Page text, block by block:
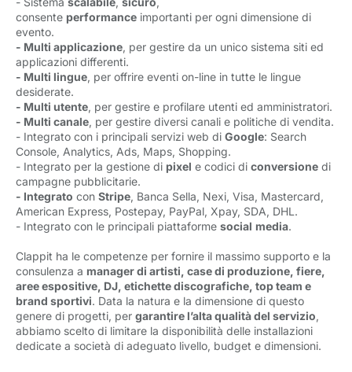
consente performance importanti per ogni dimensione di
evento.
- Multi applicazione, per gestire da un unico sistema siti ed
applicazioni differenti.
- Multi lingue, per offrire eventi on-line in tutte le lingue
desiderate.
- Multi utente, per gestire e profilare utenti ed amministratori.
- Multi canale, per gestire diversi canali e politiche di vendita.
- Integrato con i principali servizi web di Google: Search
Console, Analytics, Ads, Maps, Shopping.
- Integrato per la gestione di pixel e codici di conversione di
campagne pubblicitarie.
- Integrato con Stripe, Banca Sella, Nexi, Visa, Mastercard,
American Express, Postepay, PayPal, Xpay, SDA, DHL.
- Integrato con le principali piattaforme social media.
Clappit ha le competenze per fornire il massimo supporto e la
consulenza a manager di artisti, case di produzione, fiere,
aree espositive, DJ, etichette discografiche, top team e
brand sportivi. Data la natura e la dimensione di questo
genere di progetti, per garantire l’alta qualità del servizio,
abbiamo scelto di limitare la disponibilità delle installazioni
dedicate a società di adeguato livello, budget e dimensioni.